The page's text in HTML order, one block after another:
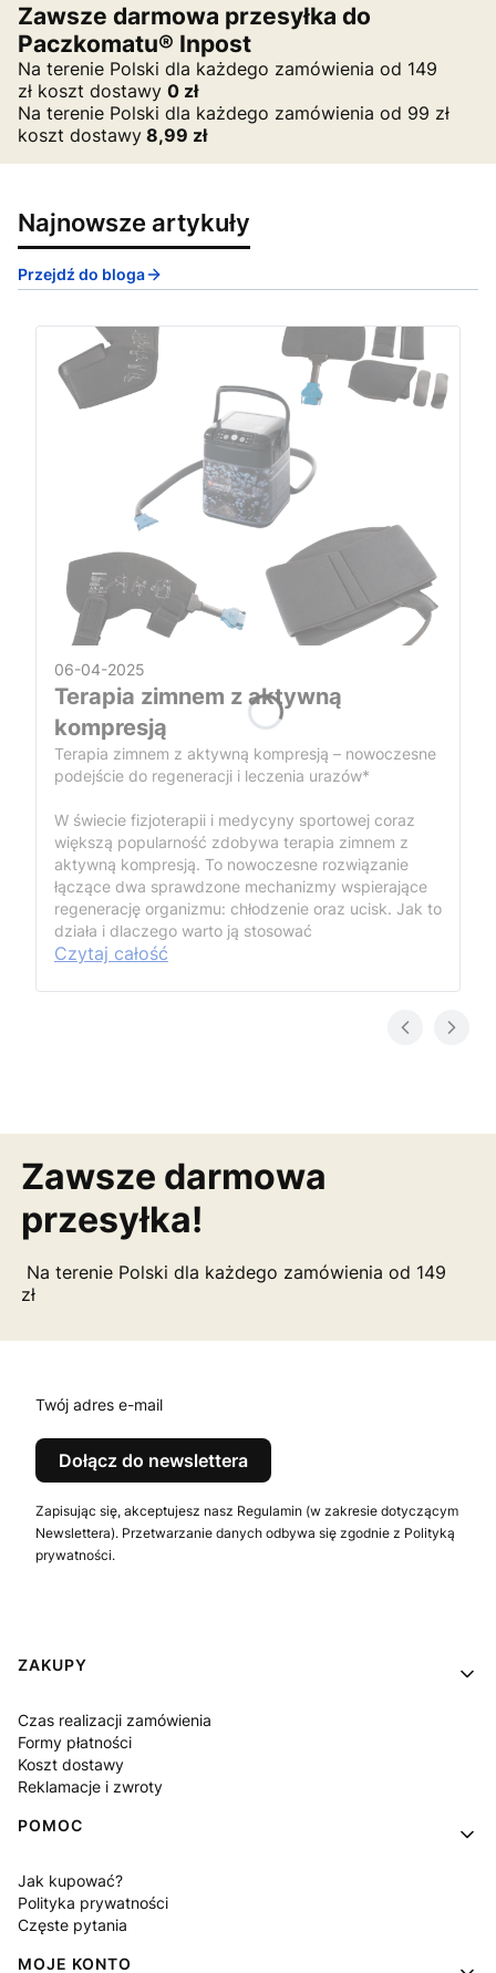
Zawsze darmowa przesyłka do
Paczkomatu® Inpost
Na terenie Polski dla każdego zamówienia od 149
zł koszt dostawy 0 zł
Na terenie Polski dla każdego zamówienia od 99 zł
koszt dostawy 8,99 zł
Najnowsze artykuły
Przejdź do bloga
06-04-2025
Terapia zimnem z aktywną
kompresją
Terapia zimnem z aktywną kompresją – nowoczesne
podejście do regeneracji i leczenia urazów*
W świecie fizjoterapii i medycyny sportowej coraz
większą popularność zdobywa terapia zimnem z
aktywną kompresją. To nowoczesne rozwiązanie
łączące dwa sprawdzone mechanizmy wspierające
regenerację organizmu: chłodzenie oraz ucisk. Jak to
działa i dlaczego warto ją stosować
Czytaj całość
Zawsze darmowa
przesyłka!
Na terenie Polski dla każdego zamówienia od 149
zł
Twój adres e-mail
Dołącz do newslettera
Zapisując się, akceptujesz nasz Regulamin (w zakresie dotyczącym
Newslettera). Przetwarzanie danych odbywa się zgodnie z Polityką
prywatności.
Linki w stopce
ZAKUPY
Czas realizacji zamówienia
Formy płatności
Koszt dostawy
Reklamacje i zwroty
POMOC
Jak kupować?
Polityka prywatności
Częste pytania
MOJE KONTO